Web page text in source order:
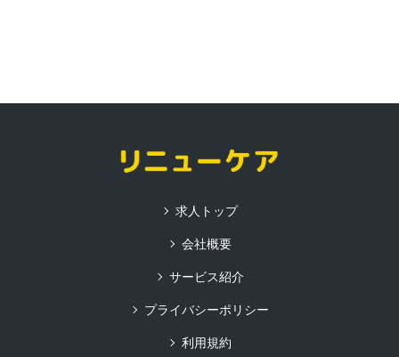
求人トップ
会社概要
サービス紹介
プライバシーポリシー
利用規約